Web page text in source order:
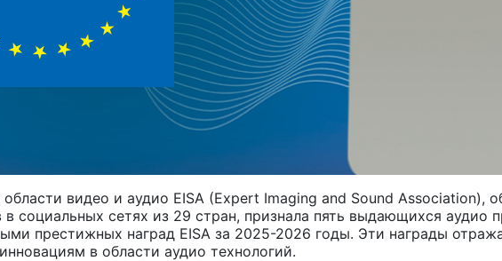
области видео и аудио EISA (Expert Imaging and Sound
социальных сетях из 29 стран, признала пять выдающихся аудио
престижных наград EISA за 2025-2026 годы. Эти награды
в области аудио технологий.